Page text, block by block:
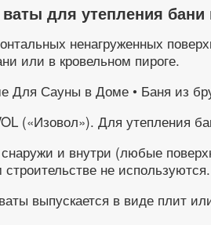
для утепления бани
ненагруженных
или в кровельном пироге.
(«Изовол»). Для утепления
и внутри (любые
не используются.
выпускается в виде плит